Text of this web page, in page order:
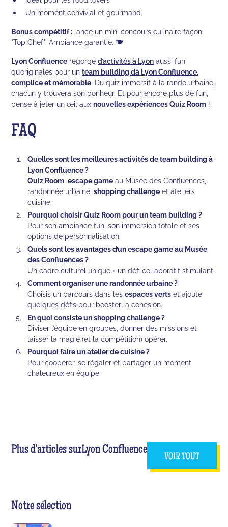
Un moment convivial et gourmand
Bonus compétitif : lance un mini concours culinaire façon
"Top Chef". Ambiance garantie. 🍽️
Lyon Confluence regorged’activités à Lyon aussi fun
qu’originales pour unteam building dà Lyon Confluence,
complice et mémorable. Du quiz immersif à la rando urbaine,
chacun y trouvera son bonheur. Et pour encore plus de fun,
pense à jeter un œil auxnouvelles expériences Quiz Room !
FAQ
Quelles sont les meilleures activités de team building à
Lyon Confluence ?
Quiz Room ,escape game au Musée des Confluences,
randonnée urbaine,shopping challenge et ateliers
cuisine.
Pourquoi choisir Quiz Room pour un team building ?
Pour son ambiance fun, son immersion totale et ses
options de personnalisation.
Quels sont les avantages d’un escape game au Musée
des Confluences ?
Un cadre culturel unique + un défi collaboratif stimulant.
Comment organiser une randonnée urbaine ?
Choisis un parcours dans lesespaces verts et ajoute
quelques défis pour booster la cohésion.
En quoi consiste un shopping challenge ?
Diviser l’équipe en groupes, donner des missions et
laisser la magie (et la compétition) opérer.
Pourquoi faire un atelier de cuisine ?
Pour coopérer, se régaler et partager un moment
chaleureux en équipe.
Plus d'articles surLyon Confluence
VOIR TOUT
Notre sélection